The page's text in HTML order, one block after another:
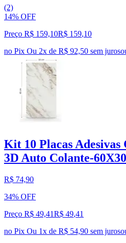
(2)
14% OFF
Preço R$ 159,10R$ 159,10
no Pix Ou 2x de R$ 92,50 sem juros
Kit 10 Placas
3D Auto Colante-60X30
R$ 74,90
34% OFF
Preço R$ 49,41R$ 49,41
no Pix Ou 1x de R$ 54,90 sem juros